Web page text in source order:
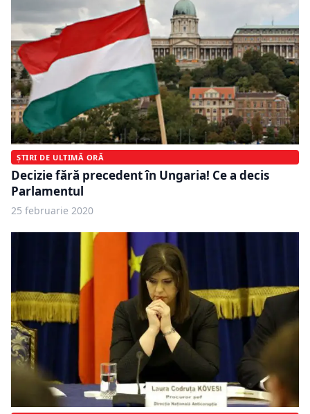
ȘTIRI DE ULTIMĂ ORĂ
Decizie fără precedent în Ungaria! Ce a decis
Parlamentul
25 februarie 2020